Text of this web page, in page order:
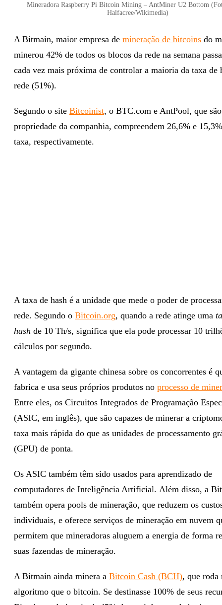
Mineradora Raspberry Pi Bitcoin Mining – AntMiner U2 Bottom
Halfacree/Wikimedia)
A Bitmain, maior empresa de mineração de bitcoins do
minerou 42% de todos os blocos da rede na semana
cada vez mais próxima de controlar a maioria da taxa de
rede (51%).
Segundo o site Bitcoinist, o BTC.com e AntPool, que
propriedade da companhia, compreendem 26,6% e
taxa, respectivamente.
A taxa de hash é a unidade que mede o poder de
rede. Segundo o Bitcoin.org, quando a rede atinge uma
hash de 10 Th/s, significa que ela pode processar 10
cálculos por segundo.
A vantagem da gigante chinesa sobre os concorrentes é
fabrica e usa seus próprios produtos no processo de
Entre eles, os Circuitos Integrados de Programação
(ASIC, em inglês), que são capazes de minerar a
taxa mais rápida do que as unidades de processamento
(GPU) de ponta.
Os ASIC também têm sido usados para aprendizado de
computadores de Inteligência Artificial. Além disso, a
também opera pools de mineração, que reduzem os
individuais, e oferece serviços de mineração em nuvem
permitem que mineradoras aluguem a energia de forma
suas fazendas de mineração.
A Bitmain ainda minera a Bitcoin Cash (BCH), que roda
algoritmo que o bitcoin. Se destinasse 100% de seus